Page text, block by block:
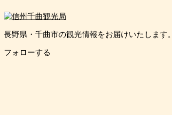
長野県・千曲市の観光情報をお届けいたします。
フォローする